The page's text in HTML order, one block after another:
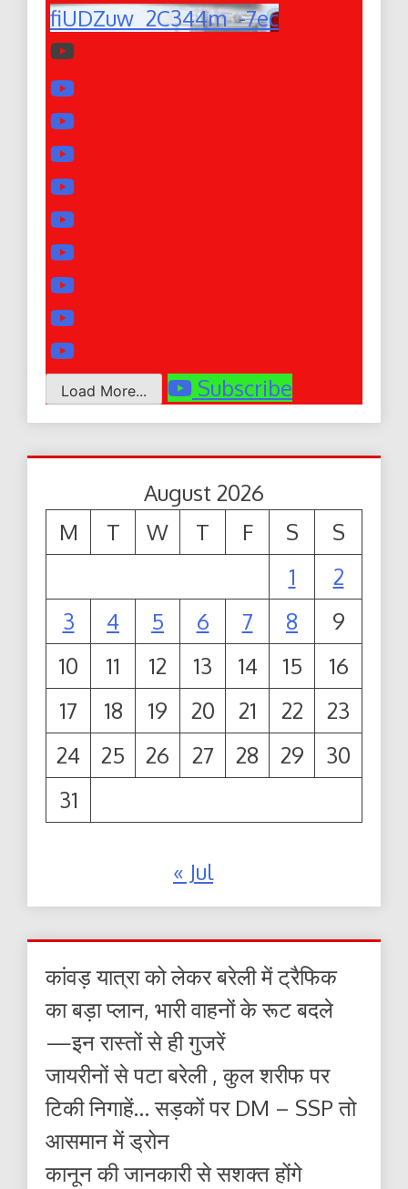
fiUDZuw_2C344m_-7ec
Load More... Subscribe
August 2026
M
T W T F S
S
1
2
3
4 5 6 7 8
9
10
11 12 13 14 15
16
17
18 19 20 21 22
23
24
25 26 27 28 29
30
31
« Jul
कांवड़ यात्रा को लेकर बरेली में ट्रैफिक
का बड़ा प्लान, भारी वाहनों के रूट बदले
—इन रास्तों से ही गुजरें
जायरीनों से पटा बरेली , कुल शरीफ पर
टिकी निगाहें… सड़कों पर DM – SSP तो
आसमान में ड्रोन
कानून की जानकारी से सशक्त होंगे